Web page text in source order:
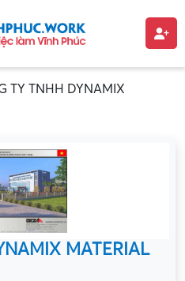
TY TNHH DYNAMIX
MATERIAL